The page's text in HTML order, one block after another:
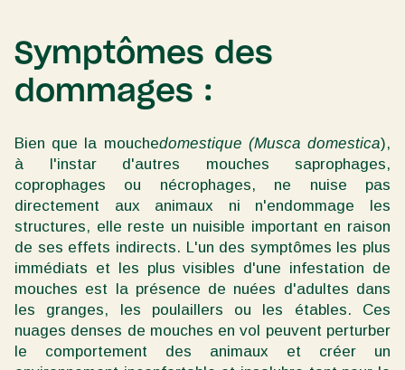
Symptômes des
dommages :
Bien que la mouchedomestique (Musca domestica),
à l'instar d'autres mouches saprophages,
coprophages ou nécrophages, ne nuise pas
directement aux animaux ni n'endommage les
structures, elle reste un nuisible important en raison
de ses effets indirects. L'un des symptômes les plus
immédiats et les plus visibles d'une infestation de
mouches est la présence de nuées d'adultes dans
les granges, les poulaillers ou les étables. Ces
nuages denses de mouches en vol peuvent perturber
le comportement des animaux et créer un